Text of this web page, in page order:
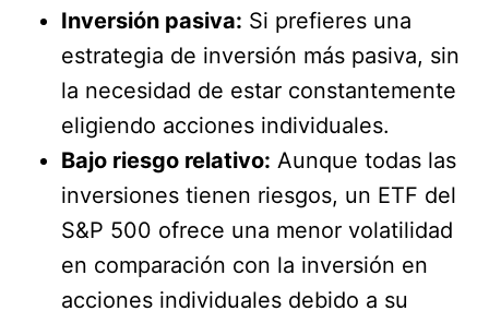
Inversión pasiva: Si prefieres una
estrategia de inversión más pasiva, sin
la necesidad de estar constantemente
eligiendo acciones individuales.
Bajo riesgo relativo: Aunque todas las
inversiones tienen riesgos, un ETF del
S&P 500 ofrece una menor volatilidad
en comparación con la inversión en
acciones individuales debido a su